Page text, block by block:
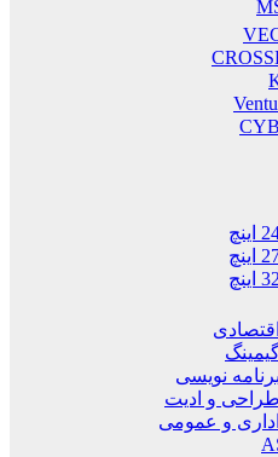
اقتصادی
نویسی
طراحی و ادیت
اداری و عمومی